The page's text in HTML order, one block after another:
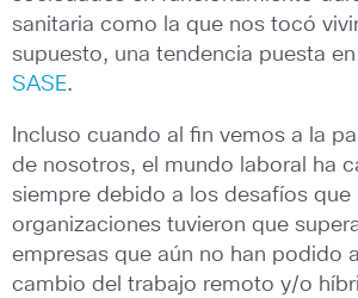
sanitaria como la que nos tocó
supuesto, una tendencia puesta
SASE.
Incluso cuando al fin vemos a la
de nosotros, el mundo laboral ha
siempre debido a los desafíos que
organizaciones tuvieron que
empresas que aún no han podido
cambio del trabajo remoto y/o